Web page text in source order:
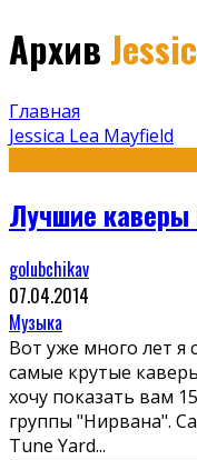
Архив
Главная
Jessica Lea Mayfield
Лучшие каверы
golubchikav
07.04.2014
Музыка
Вот уже много лет
самые крутые
хочу показать вам
группы "Нирвана".
Tune Yard...